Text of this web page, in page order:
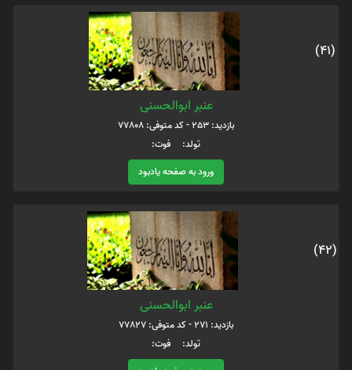
(41)
عنبر ابوالحسنی
بازدید: 253 - کد متوفی: 77808
تولد: فوت:
ورود به صفحه یادبود
(42)
عنبر ابوالحسنی
بازدید: 271 - کد متوفی: 77827
تولد: فوت: